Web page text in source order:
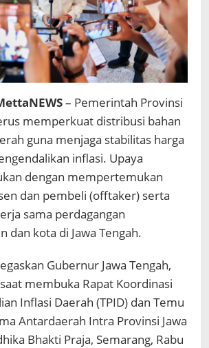
– Pemerintah Provinsi
memperkuat distribusi bahan
guna menjaga stabilitas harga
inflasi. Upaya
dengan mempertemukan
dan pembeli (offtaker) serta
sama perdagangan
dan kota di Jawa Tengah.
Gubernur Jawa Tengah,
membuka Rapat Koordinasi
Inflasi Daerah (TPID) dan Temu
Antardaerah Intra Provinsi Jawa
Bhakti Praja, Semarang, Rabu